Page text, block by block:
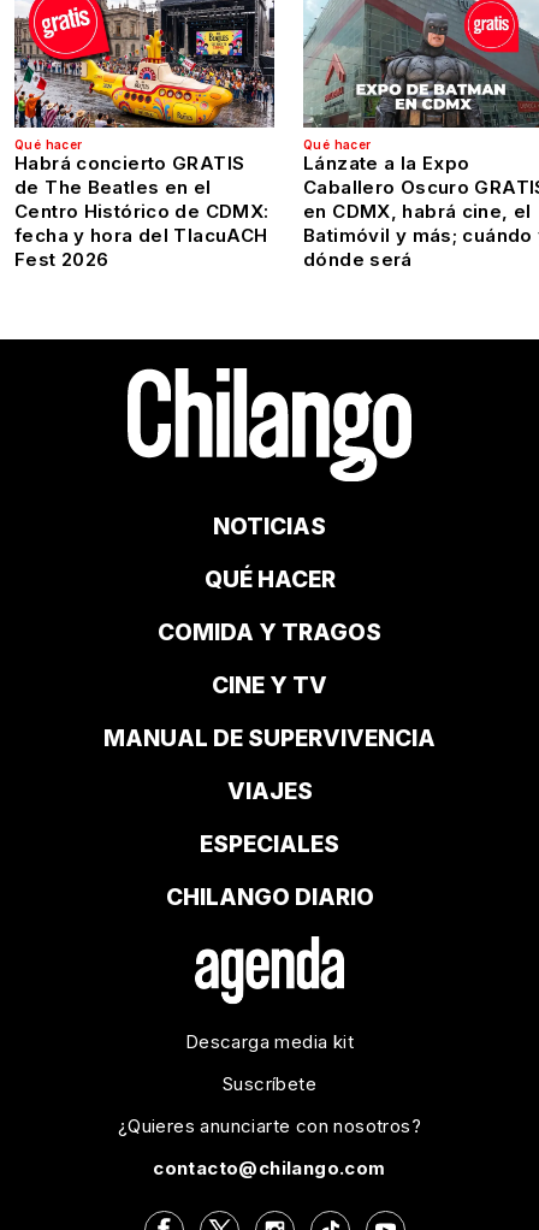
Qué hacer
Habrá concierto GRATIS
de The Beatles en el
Centro Histórico de CDMX:
fecha y hora del TlacuACH
Fest 2026
Qué hacer
Lánzate a la Expo
Caballero Oscuro
en CDMX, habrá cine, el
Batimóvil y más; cuándo
dónde será
NOTICIAS
QUÉ HACER
COMIDA Y TRAGOS
CINE Y TV
MANUAL DE SUPERVIVENCIA
VIAJES
ESPECIALES
CHILANGO DIARIO
Descarga media kit
Suscríbete
¿Quieres anunciarte con nosotros?
contacto@chilango.com